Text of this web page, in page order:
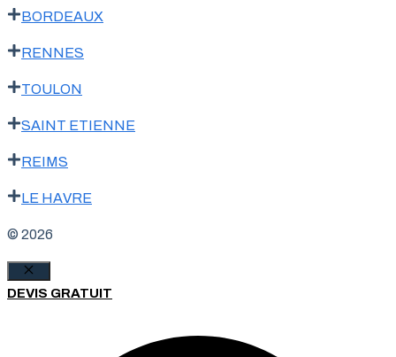
BORDEAUX
RENNES
TOULON
SAINT ETIENNE
REIMS
LE HAVRE
© 2026
Fermer
DEVIS GRATUIT